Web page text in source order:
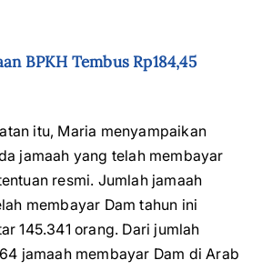
BPKH Tembus Rp184,45
itu, Maria menyampaikan
jamaah yang telah membayar
resmi. Jumlah jamaah
membayar Dam tahun ini
145.341 orang. Dari jumlah
jamaah membayar Dam di Arab